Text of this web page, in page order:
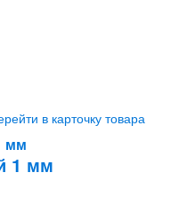
в карточку товара
1 мм